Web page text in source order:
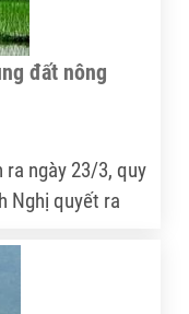
đất nông
ra ngày 23/3, quy
Nghị quyết ra